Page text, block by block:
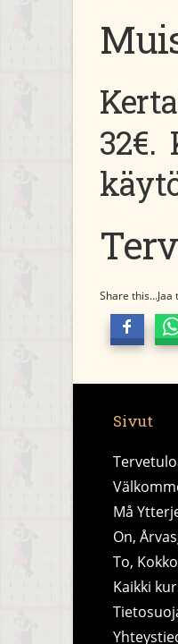
32€.
Share this...Jaa
Sivut
Må
On,
To,
Kaikki